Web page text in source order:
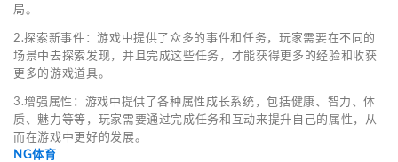
局。
2.探索新事件：游戏中提供了众多的事件和任务，玩家需要在不同的
场景中去探索发现，并且完成这些任务，才能获得更多的经验和收获
更多的游戏道具。
3.增强属性：游戏中提供了各种属性成长系统，包括健康、智力、体
质、魅力等等，玩家需要通过完成任务和互动来提升自己的属性，从
而在游戏中更好的发展。
NG体育